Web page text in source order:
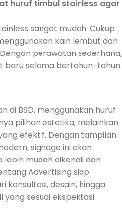
huruf timbul stainless agar
sangat mudah. Cukup
kain lembut dan
perawatan sederhana,
baru selama bertahun-tahun.
di BSD, menggunakan huruf
pilihan estetika, melainkan
efektif. Dengan tampilan
signage ini akan
mudah dikenali dan
Advertising siap
konsultasi, desain, hingga
yang sesuai ekspektasi.